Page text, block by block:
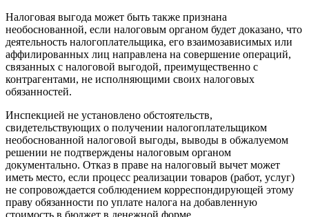
Налоговая выгода может быть также признана
необоснованной, если налоговым органом будет доказано, что
деятельность налогоплательщика, его взаимозависимых или
аффилированных лиц направлена на совершение операций,
связанных с налоговой выгодой, преимущественно с
контрагентами, не исполняющими своих налоговых
обязанностей.
Инспекцией не установлено обстоятельств,
свидетельствующих о получении налогоплательщиком
необоснованной налоговой выгоды, выводы в обжалуемом
решении не подтверждены налоговым органом
документально. Отказ в праве на налоговый вычет может
иметь место, если процесс реализации товаров (работ, услуг)
не сопровождается соблюдением корреспондирующей этому
праву обязанности по уплате налога на добавленную
стоимость в бюджет в денежной форме.